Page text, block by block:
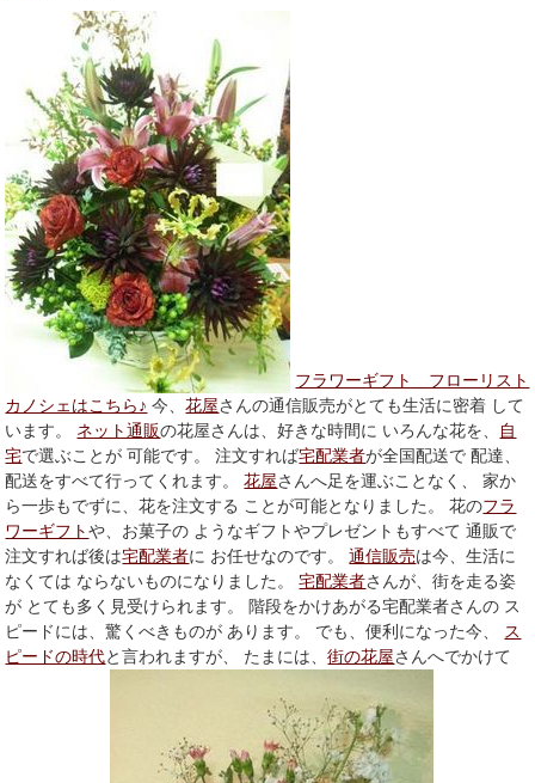
フラワーギフト フローリスト
カノシェはこちら♪ 今、花屋さんの通信販売がとても生活に密着 して
います。 ネット通販の花屋さんは、好きな時間に いろんな花を、 自
宅で選ぶことが 可能です。 注文すれば宅配業者が全国配送で 配達、
配送をすべて行ってくれます。花屋さんへ足を運ぶことなく、 家か
ら一歩もでずに、花を注文する ことが可能となりました。 花のフラ
ワーギフトや、お菓子の ようなギフトやプレゼントもすべて 通販で
注文すれば後は宅配業者に お任せなのです。通信販売は今、生活に
なくては ならないものになりました。宅配業者さんが、街を走る姿
が とても多く見受けられます。 階段をかけあがる宅配業者さんの ス
ピードには、驚くべきものが あります。 でも、便利になった今、 ス
ピードの時代と言われますが、 たまには、街の花屋さんへでかけて